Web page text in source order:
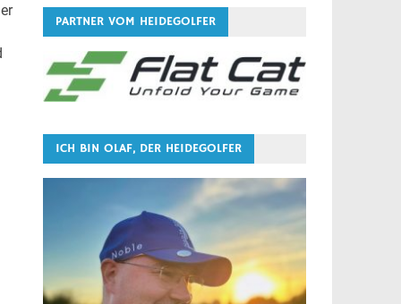
PARTNER VOM HEIDEGOLFER
ICH BIN OLAF, DER HEIDEGOLFER